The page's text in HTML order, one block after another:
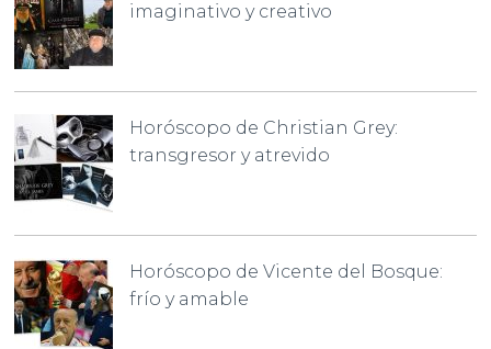
imaginativo y creativo
Horóscopo de Christian Grey:
transgresor y atrevido
Horóscopo de Vicente del Bosque:
frío y amable